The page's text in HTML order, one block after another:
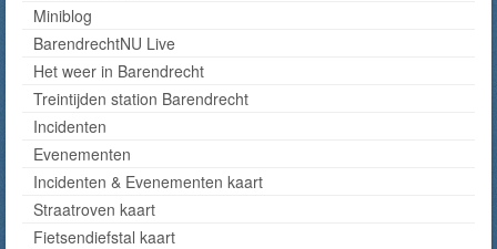
Miniblog
BarendrechtNU Live
Het weer in Barendrecht
Treintijden station Barendrecht
Incidenten
Evenementen
Incidenten & Evenementen kaart
Straatroven kaart
Fietsendiefstal kaart